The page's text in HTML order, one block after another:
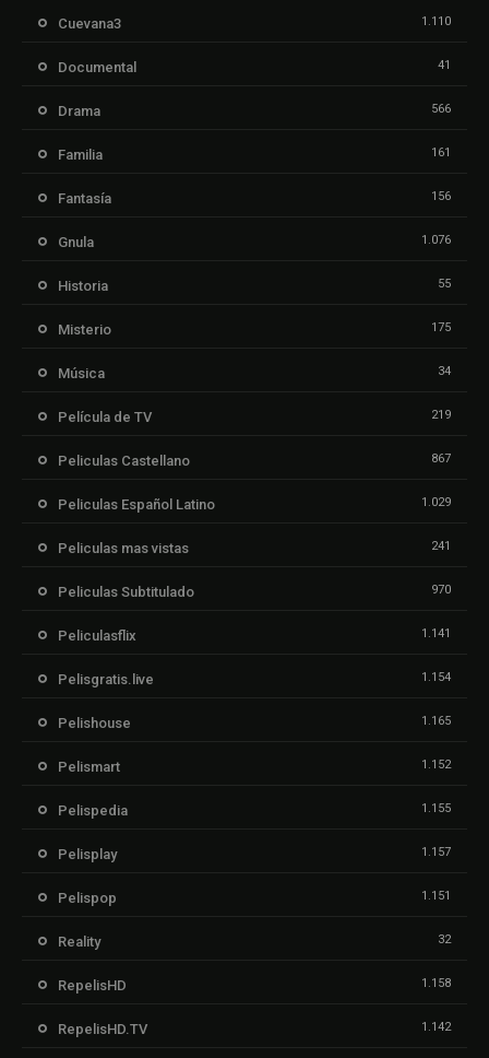
Cuevana3 1.110
Documental 41
Drama 566
Familia 161
Fantasía 156
Gnula 1.076
Historia 55
Misterio 175
Música 34
Película de TV 219
Peliculas Castellano 867
Peliculas Español Latino 1.029
Peliculas mas vistas 241
Peliculas Subtitulado 970
Peliculasflix 1.141
Pelisgratis.live 1.154
Pelishouse 1.165
Pelismart 1.152
Pelispedia 1.155
Pelisplay 1.157
Pelispop 1.151
Reality 32
RepelisHD 1.158
RepelisHD.TV 1.142